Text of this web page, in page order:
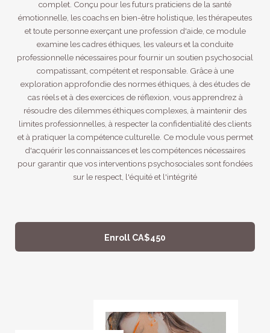
complet. Conçu pour les futurs praticiens de la santé
émotionnelle, les coachs en bien-être holistique, les thérapeutes
et toute personne exerçant une profession d'aide, ce module
examine les cadres éthiques, les valeurs et la conduite
professionnelle nécessaires pour fournir un soutien psychosocial
compatissant, compétent et responsable. Grâce à une
exploration approfondie des normes éthiques, à des études de
cas réels et à des exercices de réflexion, vous apprendrez à
résoudre des dilemmes éthiques complexes, à maintenir des
limites professionnelles, à respecter la confidentialité des clients
et à pratiquer la compétence culturelle. Ce module vous permet
d'acquérir les connaissances et les compétences nécessaires
pour garantir que vos interventions psychosociales sont fondées
sur le respect, l'équité et l'intégrité
Enroll CA$450